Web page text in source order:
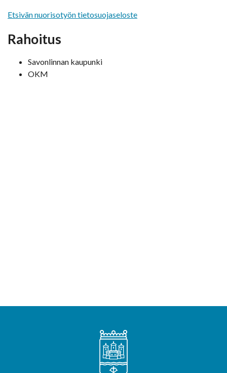
Etsivän nuorisotyön tietosuojaseloste
Rahoitus
Savonlinnan kaupunki
OKM